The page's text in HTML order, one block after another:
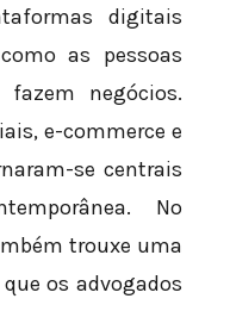
digitais
as pessoas
negócios.
e-commerce e
se centrais
No
trouxe uma
os advogados